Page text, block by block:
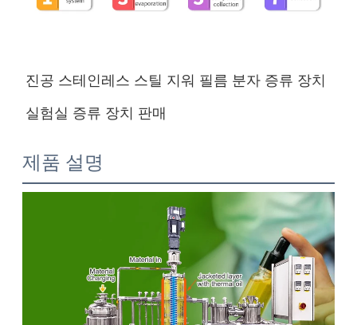
진공 스테인레스 스틸 지워 필름 분자 증류 장치
실험실 증류 장치 판매
제품 설명